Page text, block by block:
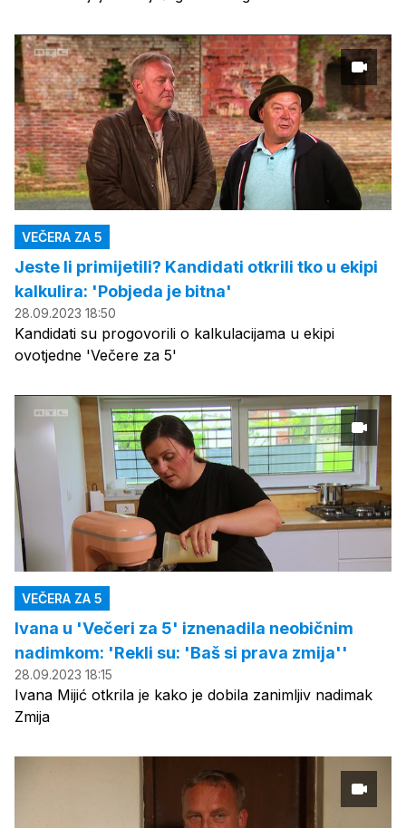
VEČERA ZA 5
Jeste li primijetili? Kandidati otkrili tko u ekipi
kalkulira: 'Pobjeda je bitna'
28.09.2023 18:50
Kandidati su progovorili o kalkulacijama u ekipi
ovotjedne 'Večere za 5'
VEČERA ZA 5
Ivana u 'Večeri za 5' iznenadila neobičnim
nadimkom: 'Rekli su: 'Baš si prava zmija''
28.09.2023 18:15
Ivana Mijić otkrila je kako je dobila zanimljiv nadimak
Zmija